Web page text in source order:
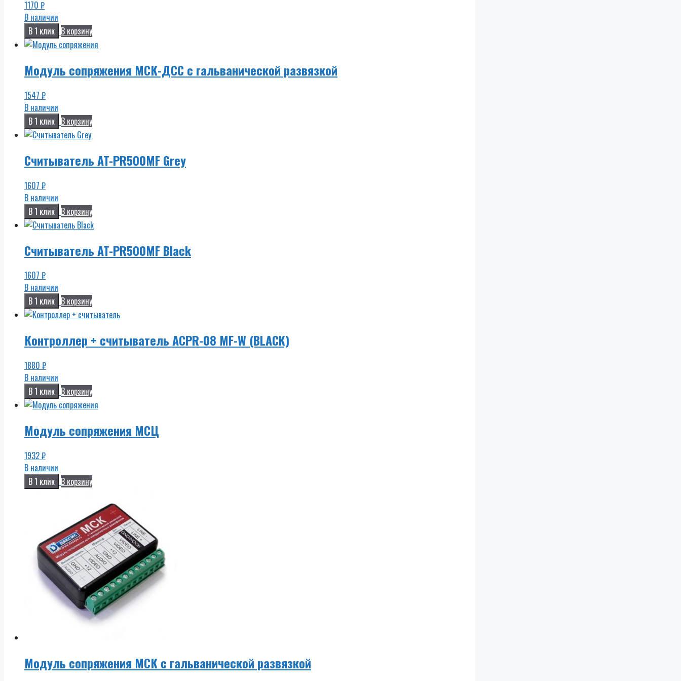
1170 ₽
В наличии
В 1 клик В корзину
Модуль сопряжения МСК-ДСС с гальванической развязкой
1547 ₽
В наличии
В 1 клик В корзину
Считыватель AT-PR500MF Grey
1607 ₽
В наличии
В 1 клик В корзину
Считыватель AT-PR500MF Black
1607 ₽
В наличии
В 1 клик В корзину
Контроллер + считыватель ACPR-08 MF-W (BLACK)
1880 ₽
В наличии
В 1 клик В корзину
Модуль сопряжения МСЦ
1932₽
В наличии
В 1 клик В корзину
Модуль сопряжения МСК с гальванической развязкой